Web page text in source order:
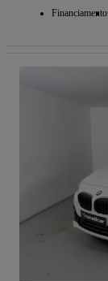
Financiamento